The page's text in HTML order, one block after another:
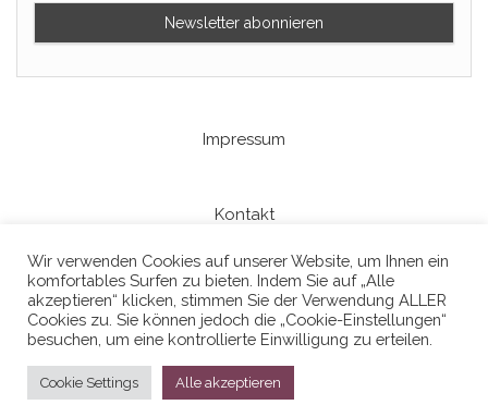
Impressum
Kontakt
Datenschutzerklaerung
Stolz präsentiert vonWordPress
Wir verwenden Cookies auf unserer Website, um Ihnen ein
komfortables Surfen zu bieten. Indem Sie auf „Alle
akzeptieren“ klicken, stimmen Sie der Verwendung ALLER
Cookies zu. Sie können jedoch die „Cookie-Einstellungen“
besuchen, um eine kontrollierte Einwilligung zu erteilen.
Cookie Settings Alle akzeptieren